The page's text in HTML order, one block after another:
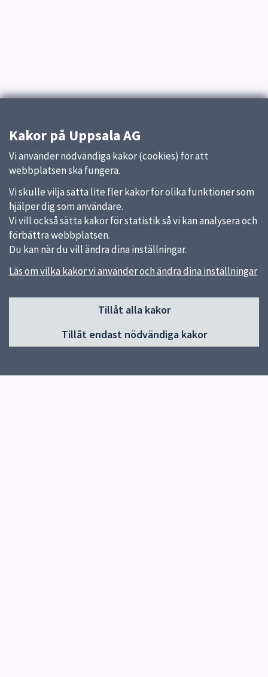
Kakor på Uppsala AG
Vi använder nödvändiga kakor (cookies) för att
webbplatsen ska fungera.
Vi skulle vilja sätta lite fler kakor för olika funktioner som
hjälper dig som användare.
Vi vill också sätta kakor för statistik så vi kan analysera och
förbättra webbplatsen.
Du kan när du vill ändra dina inställningar.
Läs om vilka kakor vi använder och ändra dina inställningar
Tillåt alla kakor
Tillåt endast nödvändiga kakor